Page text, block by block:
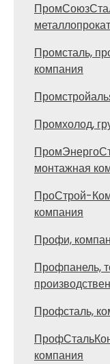
Промсталь,
компания
Промхолод,
монтажная
ПроСтрой-
компания
Профи,
Профпанель,
Профсталь,
компания